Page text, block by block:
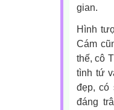
gian.
Hình
Cám
thế, cô
tình tứ
đẹp, có
đáng